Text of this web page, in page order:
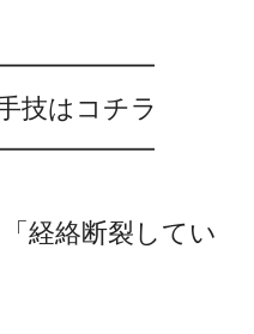
技はコチラ
経絡断裂してい